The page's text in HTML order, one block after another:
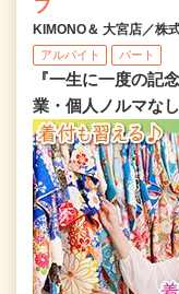
フ
KIMONO＆ 大宮店／株
アルバイト パート
『一生に一度の記
業・個人ノルマな